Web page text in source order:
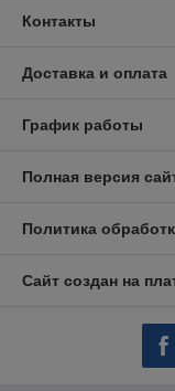
Контакты
Доставка и оплата
График работы
Полная версия
Политика
Сайт создан на